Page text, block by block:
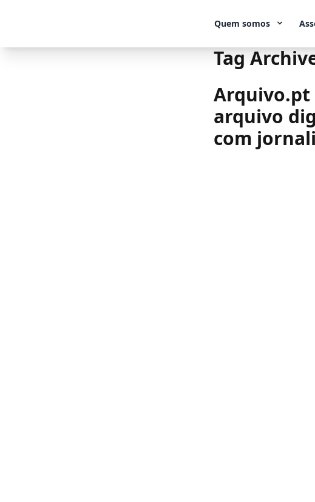
Quem somos
Tag
Arquivo.pt
arquivo
com